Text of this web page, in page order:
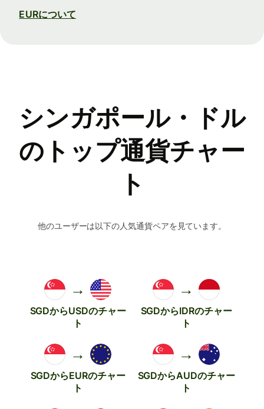
EURについて
シンガポール・ドル
のトップ通貨チャー
ト
他のユーザーは以下の人気通貨ペアを見ています。
→
SGDからUSDのチャー
ト
→
SGDからIDRのチャー
ト
→
SGDからEURのチャー
ト
→
SGDからAUDのチャー
ト